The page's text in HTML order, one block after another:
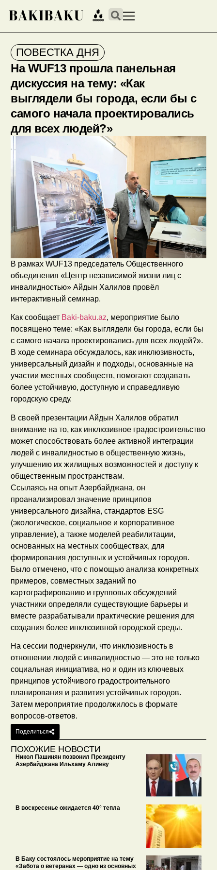
ПОВЕСТКА ДНЯ
На WUF13 прошла панельная
дискуссия на тему: «Как
выглядели бы города, если бы с
самого начала проектировались
для всех людей?»
В рамках WUF13 председатель Общественного
объединения «Центр независимой жизни лиц с
инвалидностью» Айдын Халилов провёл
интерактивный семинар.
Как сообщает Baki-baku.az, мероприятие было
посвящено теме: «Как выглядели бы города, если бы
с самого начала проектировались для всех людей?».
В ходе семинара обсуждалось, как инклюзивность,
универсальный дизайн и подходы, основанные на
участии местных сообществ, помогают создавать
более устойчивую, доступную и справедливую
городскую среду.
В своей презентации Айдын Халилов обратил
внимание на то, как инклюзивное градостроительство
может способствовать более активной интеграции
людей с инвалидностью в общественную жизнь,
улучшению их жилищных возможностей и доступу к
общественным пространствам.
Ссылаясь на опыт Азербайджана, он
проанализировал значение принципов
универсального дизайна, стандартов ESG
(экологическое, социальное и корпоративное
управление), а также моделей реабилитации,
основанных на местных сообществах, для
формирования доступных и устойчивых городов.
Было отмечено, что с помощью анализа конкретных
примеров, совместных заданий по
картографированию и групповых обсуждений
участники определяли существующие барьеры и
вместе разрабатывали практические решения для
создания более инклюзивной городской среды.
На сессии подчеркнули, что инклюзивность в
отношении людей с инвалидностью — это не только
социальная инициатива, но и один из ключевых
принципов устойчивого градостроительного
планирования и развития устойчивых городов.
Затем мероприятие продолжилось в формате
вопросов-ответов.
Поделиться
ПОХОЖИЕ НОВОСТИ
Никол Пашинян позвонил Президенту
Азербайджана Ильхаму Алиеву
В воскресенье ожидается 40° тепла
В Баку состоялось мероприятие на тему
«Забота о ветеранах — одно из основных